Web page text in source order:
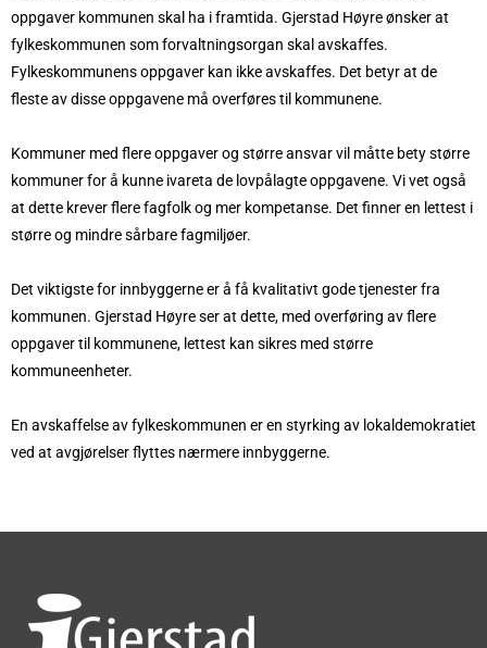
oppgaver kommunen skal ha i framtida. Gjerstad Høyre ønsker at
fylkeskommunen som forvaltningsorgan skal avskaffes.
Fylkeskommunens oppgaver kan ikke avskaffes. Det betyr at de
fleste av disse oppgavene må overføres til kommunene.
Kommuner med flere oppgaver og større ansvar vil måtte bety større
kommuner for å kunne ivareta de lovpålagte oppgavene. Vi vet også
at dette krever flere fagfolk og mer kompetanse. Det finner en lettest i
større og mindre sårbare fagmiljøer.
Det viktigste for innbyggerne er å få kvalitativt gode tjenester fra
kommunen. Gjerstad Høyre ser at dette, med overføring av flere
oppgaver til kommunene, lettest kan sikres med større
kommuneenheter.
En avskaffelse av fylkeskommunen er en styrking av lokaldemokratiet
ved at avgjørelser flyttes nærmere innbyggerne.